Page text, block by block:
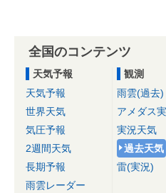
全国のコンテンツ
天気予報
天気予報
世界天気
気圧予報
2週間天気
長期予報
雨雲レーダー
観測
雨雲(過去)
アメダス
実況天気
過去天気
雷(実況)